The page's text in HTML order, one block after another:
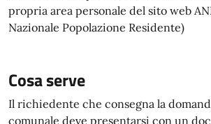
propria area personale del sito web
Nazionale Popolazione Residente)
Cosa serve
Il richiedente che consegna la
comunale deve presentarsi con un